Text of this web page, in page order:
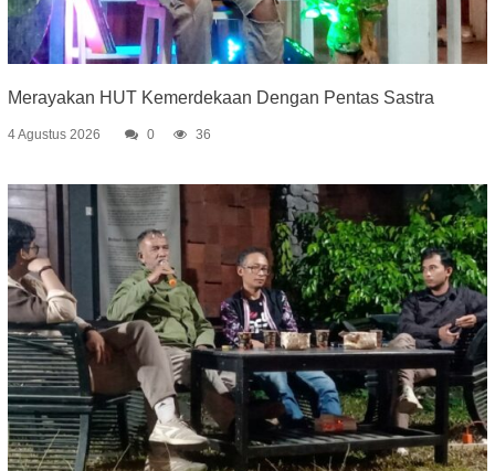
Merayakan HUT Kemerdekaan Dengan Pentas Sastra
4 Agustus 2026 0 36